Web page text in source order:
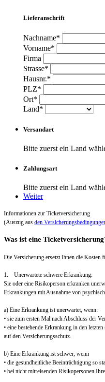
Lieferanschrift
Nachname*
Vorname*
Firma
Strasse*
Hausnr.*
PLZ*
Ort*
Land*
Versandart
Bitte zuerst ein Land
Zahlungsart
Bitte zuerst ein Land
Weiter
Informationen zur Ticketversicherung
(Auszug aus den
Was ist eine
Die Versicherung ersetzt Ihnen die Kosten
1. Unerwartete schwere Erkrankung:
Sie oder eine Risikoperson erkranken
Erkrankungen mit Ausnahme von
a) Eine Erkrankung ist unerwartet, wenn:
• sie zum ersten Mal nach Abschluss der
• eine bestehende Erkrankung in den
auf den Versicherungsschutz.
b) Eine Erkrankung ist schwer, wenn
• die gesundheitliche Beeinträchtigung so
• bei nicht mitreisenden Risikopersonen